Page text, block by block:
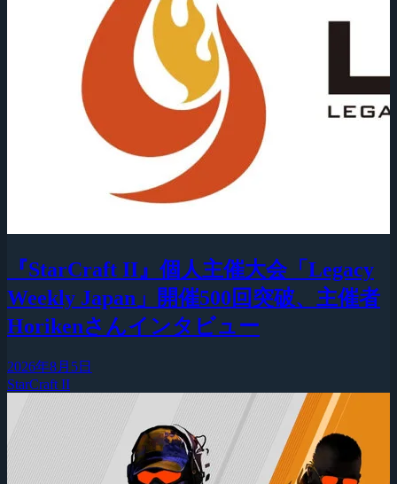
『StarCraft II』個人主催大会「Legacy
Weekly Japan」開催500回突破、主催者
Horikenさんインタビュー
2026年8月5日
StarCraft II